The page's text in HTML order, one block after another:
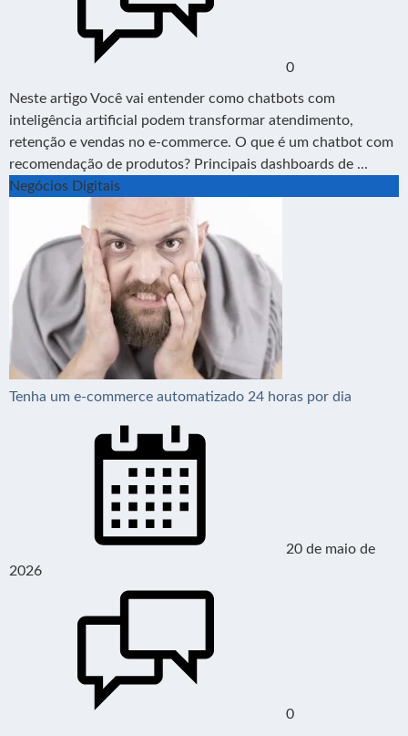
0
Neste artigo Você vai entender como chatbots com
inteligência artificial podem transformar atendimento,
retenção e vendas no e-commerce. O que é um chatbot com
recomendação de produtos? Principais dashboards de ...
Negócios Digitais
Tenha um e-commerce automatizado 24 horas por dia
20 de maio de
2026
0